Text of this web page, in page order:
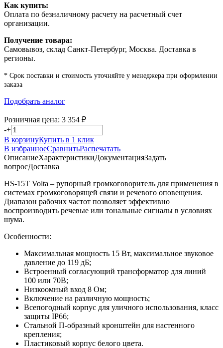
Как купить:
Оплата по безналичному расчету на расчетный счет
организации.
Получение товара:
Самовывоз, склад Санкт-Петербург, Москва. Доставка в
регионы.
* Срок поставки и стоимость уточняйте у менеджера при оформлении
заказа
Подобрать аналог
Розничная цена: 3 354 ₽
-+
В корзинуКупить в 1 клик
В избранноеСравнитьРаспечатать
ОписаниеХарактеристикиДокументацияЗадать
вопросДоставка
HS-15T Volta – рупорный громкоговоритель для применения в
системах громкоговорящей связи и речевого оповещения.
Диапазон рабочих частот позволяет эффективно
воспроизводить речевые или тональные сигналы в условиях
шума.
Особенности:
Максимальная мощность 15 Вт, максимальное звуковое
давление до 119 дБ;
Встроенный согласующий трансформатор для линий
100 или 70В;
Низкоомный вход 8 Ом;
Включение на различную мощность;
Всепогодный корпус для уличного использования, класс
защиты IP66;
Стальной П-образный кронштейн для настенного
крепления;
Пластиковый корпус белого цвета.